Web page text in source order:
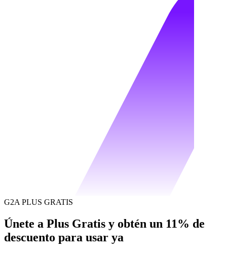
G2A PLUS GRATIS
Únete a Plus Gratis y obtén un 11% de
descuento para usar ya